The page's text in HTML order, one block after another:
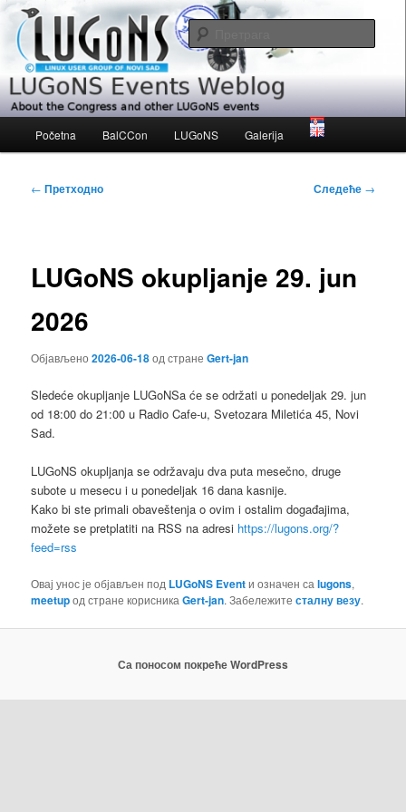
Скочи
примарни
садржајLUGoNS Events Weblog
About the Congress and other LUGoNS events
изборник
Početna BalCCon LUGoNS Galerija
Кретање
← Претходно Следеће →
LUGoNS okupljanje 29. jun
2026
Објављено2026-06-18од странеGert-jan
Sledeće okupljanje LUGoNSa ćе se održati u ponedeljak 29. jun
od 18:00 do 21:00 u Radio Cafe-u, Svetozara Miletića 45, Novi
Sad.
LUGoNS okupljanja se održavaju dva puta mesečno, druge
subote u mesecu i u ponedeljak 16 dana kasnije.
Kako bi ste primali obaveštenja o ovim i ostalim događajima,
možete se pretplatiti na RSS na adresi https://lugons.org/?
feed=rss
Овај унос је објављен под LUGoNS Eventи означен саlugons,
meetupод стране корисникаGert-jan. Забележитесталну везу.
Са поносом покреће WordPress